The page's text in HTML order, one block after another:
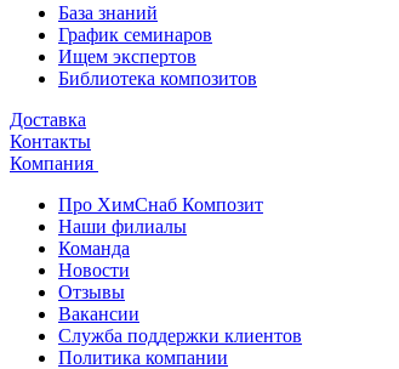
База знаний
График семинаров
Ищем экспертов
Библиотека композитов
Доставка
Контакты
Компания
Про ХимСнаб Композит
Наши филиалы
Команда
Новости
Отзывы
Вакансии
Служба поддержки клиентов
Политика компании